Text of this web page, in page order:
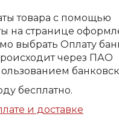
товара с помощью
на странице
выбрать Оплату
через ПАО
бесплатно.
и доставке